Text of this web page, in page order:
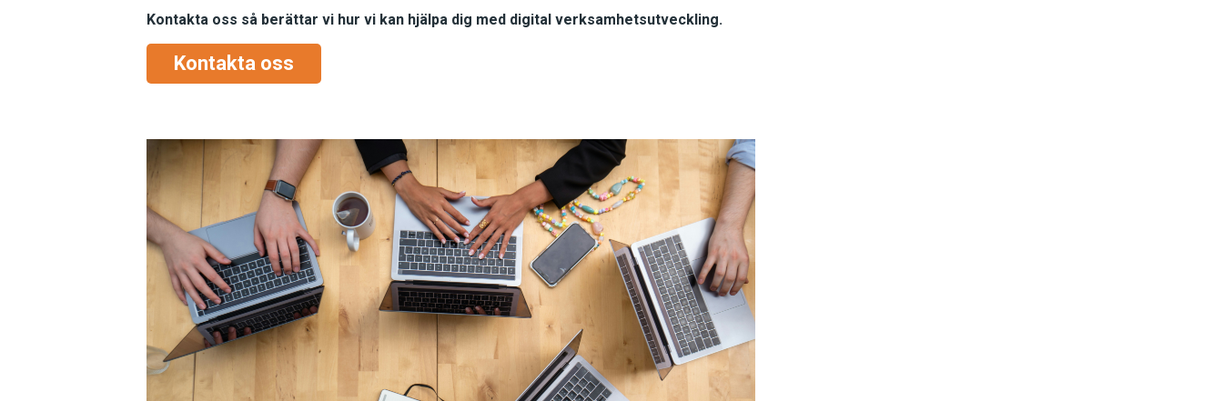
Kontakta oss så berättar vi hur vi kan hjälpa dig med digital verksamhetsutveckling.
Kontakta oss